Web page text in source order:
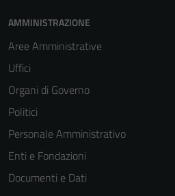
AMMINISTRAZIONE
Aree Amministrative
Uffici
Organi di Governo
Politici
Personale Amministrativo
Enti e Fondazioni
Documenti e Dati